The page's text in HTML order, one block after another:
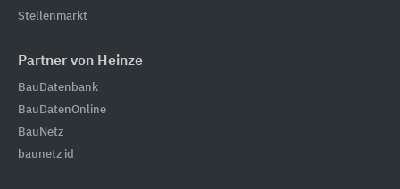
Stellenmarkt
Partner von Heinze
BauDatenbank
BauDatenOnline
BauNetz
baunetz id